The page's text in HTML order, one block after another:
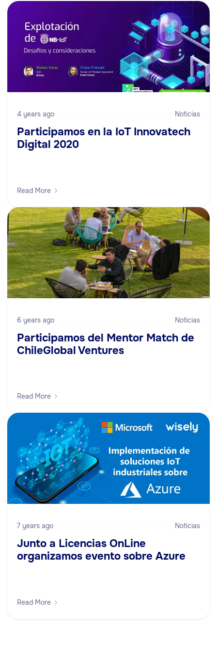
4 years ago Noticias
Participamos en la IoT Innovatech
Digital 2020
Read More
6 years ago Noticias
Participamos del Mentor Match de
ChileGlobal Ventures
Read More
7 years ago Noticias
Junto a Licencias OnLine
organizamos evento sobre Azure
Read More